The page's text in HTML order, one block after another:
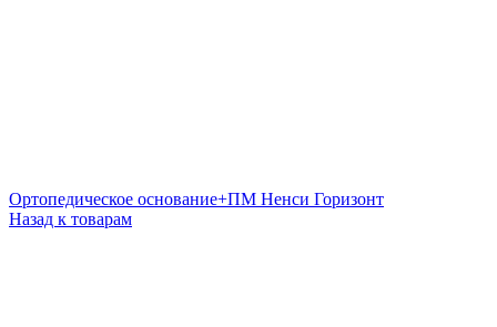
Ортопедическое основание+ПМ Ненси Горизонт
Назад к товарам